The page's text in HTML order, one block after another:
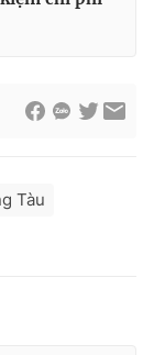
có sự chấp
hành lại
Tàu